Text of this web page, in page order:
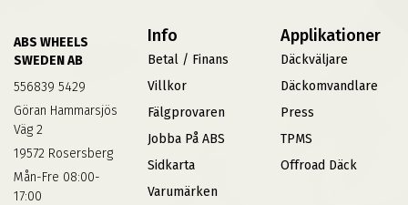
ABS WHEELS
SWEDEN AB
556839 5429
Göran Hammarsjös
Väg 2
19572 Rosersberg
Mån-Fre 08:00-
17:00
Info
Betal / Finans
Villkor
Fälgprovaren
Jobba På ABS
Sidkarta
Varumärken
Applikationer
Däckväljare
Däckomvandlare
Press
TPMS
Offroad Däck